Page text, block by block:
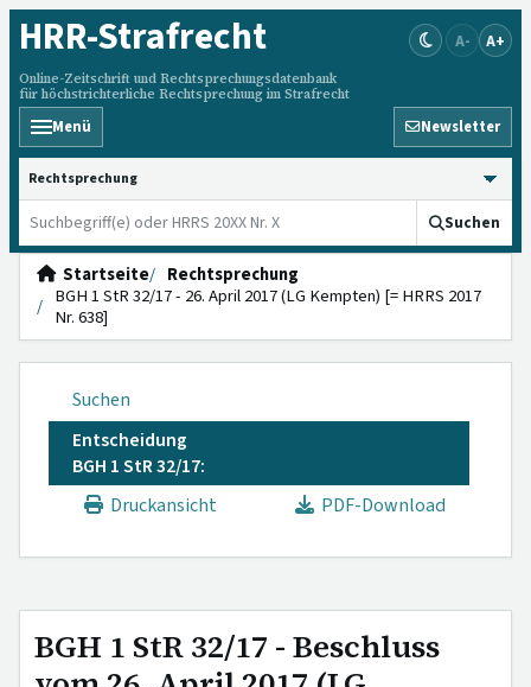
HRR-Strafrecht
Online-Zeitschrift und Rechtsprechungsdatenbank
für höchstrichterliche Rechtsprechung im Strafrecht
A- A+
Menü Newsletter
HRRS durchsuchen
Suchen
Startseite
Rechtsprechung
BGH 1 StR 32/17 - 26. April 2017 (LG Kempten) [= HRRS 2017
Nr. 638]
Suchen
Entscheidung
BGH 1 StR 32/17:
Druckansicht
PDF-Download
BGH 1 StR 32/17 - Beschluss